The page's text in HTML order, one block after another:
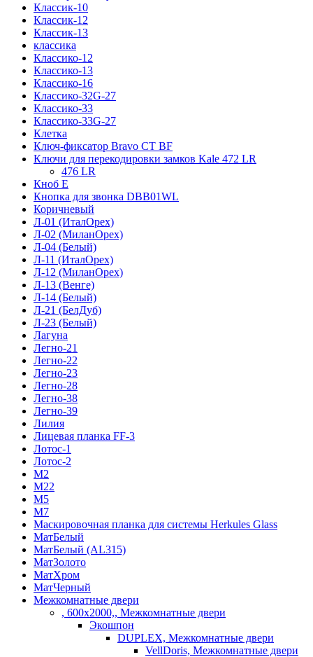
Классик-10
Классик-12
Классик-13
классика
Классико-12
Классико-13
Классико-16
Классико-32G-27
Классико-33
Классико-33G-27
Клетка
Ключ-фиксатор Bravo СТ BF
Ключи для перекодировки замков Kale 472 LR
476 LR
Кноб Е
Кнопка для звонка DBB01WL
Коричневый
Л-01 (ИталОрех)
Л-02 (МиланОрех)
Л-04 (Белый)
Л-11 (ИталОрех)
Л-12 (МиланОрех)
Л-13 (Венге)
Л-14 (Белый)
Л-21 (БелДуб)
Л-23 (Белый)
Лагуна
Легно-21
Легно-22
Легно-23
Легно-28
Легно-38
Легно-39
Лилия
Лицевая планка FF-3
Лотос-1
Лотос-2
М2
М22
М5
М7
Маскировочная планка для системы Herkules Glass
МатБелый
МатБелый (AL315)
МатЗолото
МатХром
МатЧерный
Межкомнатные двери
, 600х2000,, Межкомнатные двери
Экошпон
DUPLEX, Межкомнатные двери
VellDoris, Межкомнатные двери